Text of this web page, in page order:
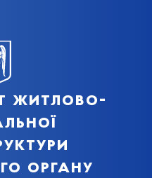
житлово-
органу